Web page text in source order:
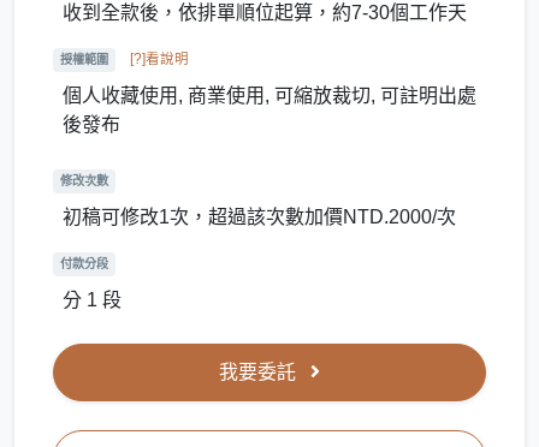
收到全款後，依排單順位起算，約7-30個工作天
授權範圍 [?]看說明
個人收藏使用, 商業使用, 可縮放裁切, 可註明出處
後發布
修改次數
初稿可修改1次，超過該次數加價NTD.2000/次
付款分段
分 1 段
我要委託